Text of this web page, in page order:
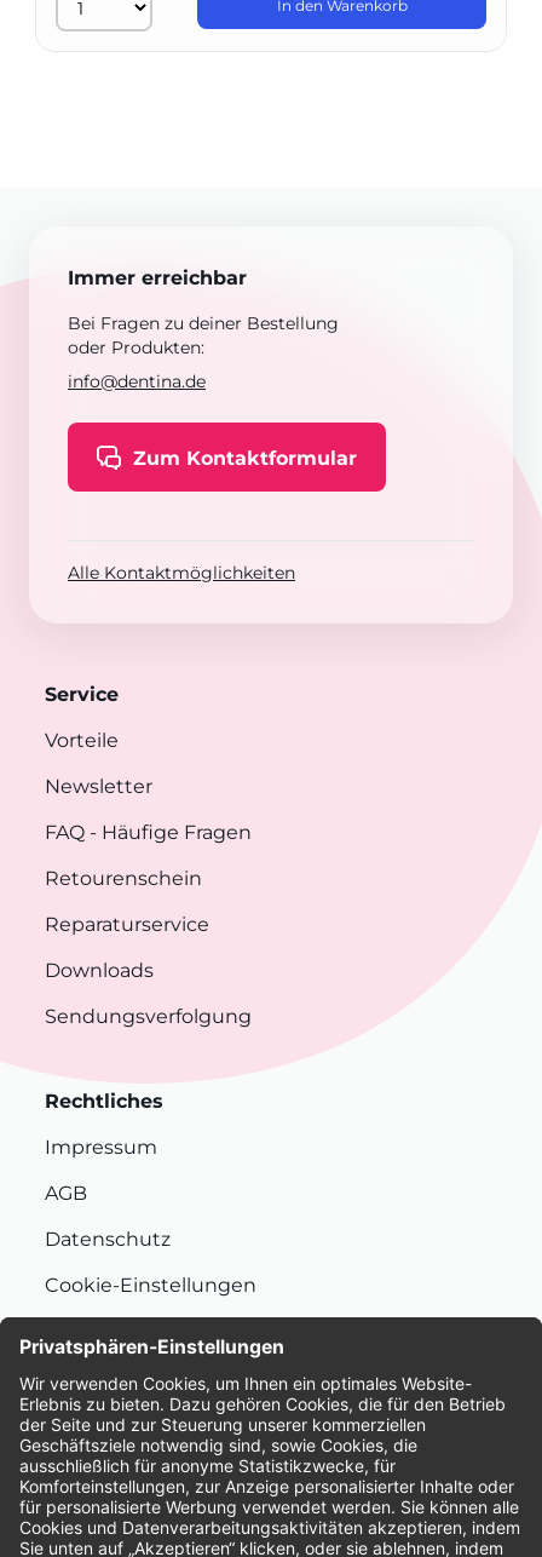
In den Warenkorb
Immer erreichbar
Bei Fragen zu deiner Bestellung
oder Produkten:
info@dentina.de
Zum Kontaktformular
Alle Kontaktmöglichkeiten
Service
Vorteile
Newsletter
FAQ - Häufige Fragen
Retourenschein
Reparaturservice
Downloads
Sendungsverfolgung
Rechtliches
Impressum
AGB
Datenschutz
Cookie-Einstellungen
Bewertungen